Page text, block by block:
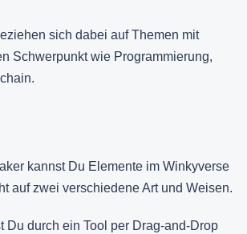
sich dabei auf Themen mit
Schwerpunkt wie Programmierung,
kannst Du Elemente im Winkyverse
auf zwei verschiedene Art und Weisen.
Du durch ein Tool per Drag-and-Drop